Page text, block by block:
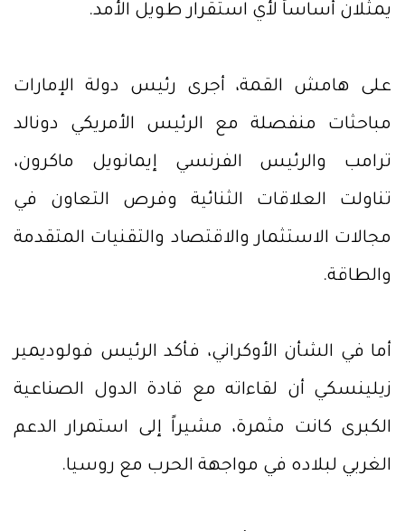
يمثلان أساساً لأي استقرار طويل الأمد.
على هامش القمة، أجرى رئيس دولة الإمارات
مباحثات منفصلة مع الرئيس الأمريكي دونالد
ترامب والرئيس الفرنسي إيمانويل ماكرون،
تناولت العلاقات الثنائية وفرص التعاون في
مجالات الاستثمار والاقتصاد والتقنيات المتقدمة
والطاقة.
أما في الشأن الأوكراني، فأكد الرئيس فولوديمير
زيلينسكي أن لقاءاته مع قادة الدول الصناعية
الكبرى كانت مثمرة، مشيراً إلى استمرار الدعم
الغربي لبلاده في مواجهة الحرب مع روسيا.